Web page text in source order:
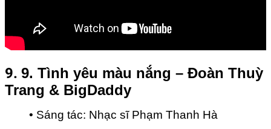
9. 9. Tình yêu màu nắng – Đoàn Thuỳ
Trang & BigDaddy
• Sáng tác: Nhạc sĩ Phạm Thanh Hà